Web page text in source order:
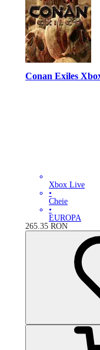
Conan Exiles
Xbox Live
•
Cheie
•
EUROPA
265.35 RON